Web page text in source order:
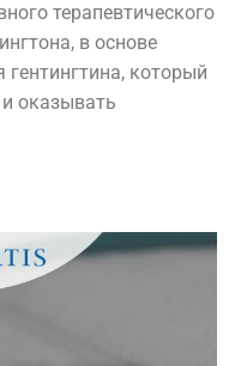
терапевтического
в основе
который
оказывать